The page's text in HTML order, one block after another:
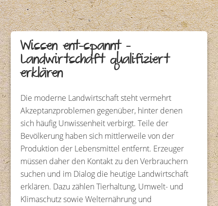
Wissen ent-spannt -
Landwirtschaft qualifiziert
erklären
Die moderne Landwirtschaft steht vermehrt
Akzeptanzproblemen gegenüber, hinter denen
sich häufig Unwissenheit verbirgt. Teile der
Bevölkerung haben sich mittlerweile von der
Produktion der Lebensmittel entfernt. Erzeuger
müssen daher den Kontakt zu den Verbrauchern
suchen und im Dialog die heutige Landwirtschaft
erklären. Dazu zählen Tierhaltung, Umwelt- und
Klimaschutz sowie Welternährung und